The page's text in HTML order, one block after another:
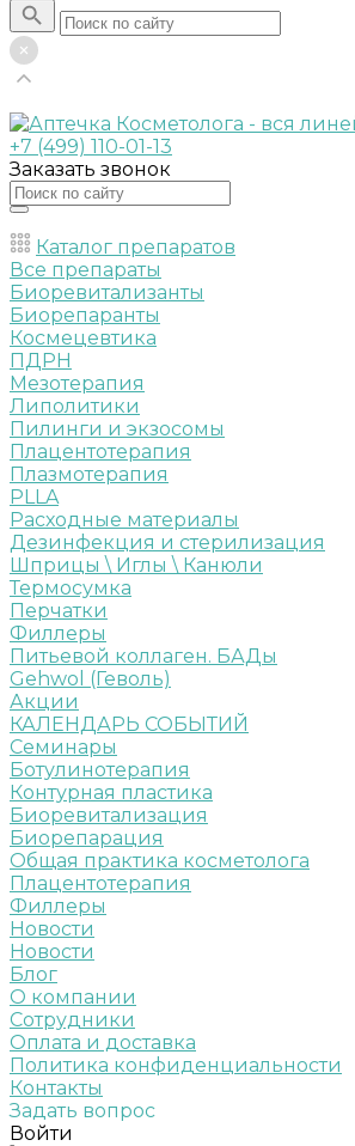
+7 (499) 110-01-13
Заказать звонок
Каталог препаратов
Все препараты
Биоревитализанты
Биорепаранты
Космецевтика
ПДРН
Мезотерапия
Липолитики
Пилинги и экзосомы
Плацентотерапия
Плазмотерапия
PLLA
Расходные материалы
Дезинфекция и стерилизация
Шприцы \ Иглы \ Канюли
Термосумка
Перчатки
Филлеры
Питьевой коллаген. БАДы
Gehwol (Геволь)
Акции
КАЛЕНДАРЬ СОБЫТИЙ
Семинары
Ботулинотерапия
Контурная пластика
Биоревитализация
Биорепарация
Общая практика косметолога
Плацентотерапия
Филлеры
Новости
Новости
Блог
О компании
Сотрудники
Оплата и доставка
Политика конфиденциальности
Контакты
Задать вопрос
Войти